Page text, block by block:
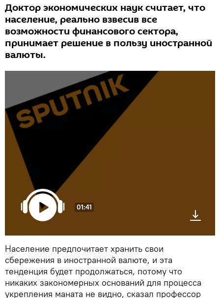
Доктор экономических наук считает, что
население, реально взвесив все
возможности финансового сектора,
принимает решение в пользу иностранной
валюты.
01:41
Население предпочитает хранить свои
сбережения в иностранной валюте, и эта
тенденция будет продолжаться, потому что
никаких закономерных оснований для процесса
укрепления маната не видно, сказал профессор